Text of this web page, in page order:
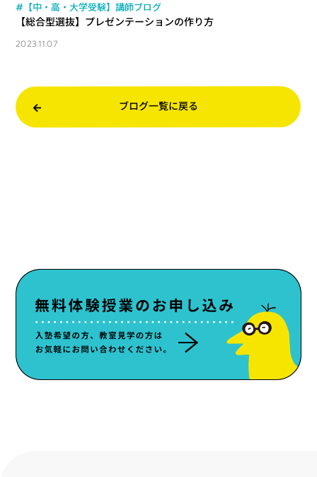
#【中・高・大学受験】講師ブログ
【総合型選抜】プレゼンテーションの作り方
2023.11.07
ブログ一覧に戻る